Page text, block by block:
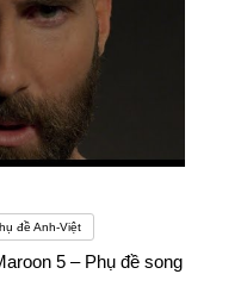
đề Anh-Việt
5 – Phụ đề song